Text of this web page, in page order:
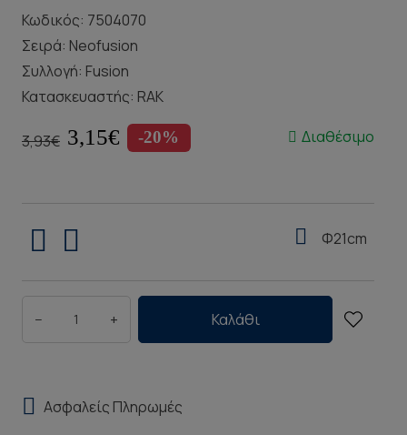
Κωδικός: 7504070
Σειρά: Neofusion
Συλλογή: Fusion
Κατασκευαστής: RAK
3,93€ 3,15€ -20% Διαθέσιμο
Φ21cm
− + Καλάθι
Ασφαλείς Πληρωμές